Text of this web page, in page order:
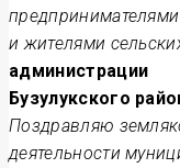
предпринимателями
и жителями
администрации
Бузулукского
Поздравляю
деятельности